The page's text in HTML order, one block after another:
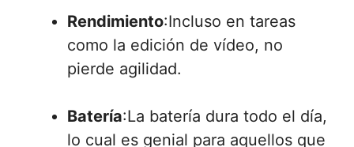
Rendimiento:Incluso en tareas
como la edición de vídeo, no
pierde agilidad.
Batería:La batería dura todo el día,
lo cual es genial para aquellos que